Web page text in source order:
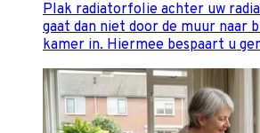
Plak radiatorfolie achter uw
gaat dan niet door de muur naar
kamer in. Hiermee bespaart u